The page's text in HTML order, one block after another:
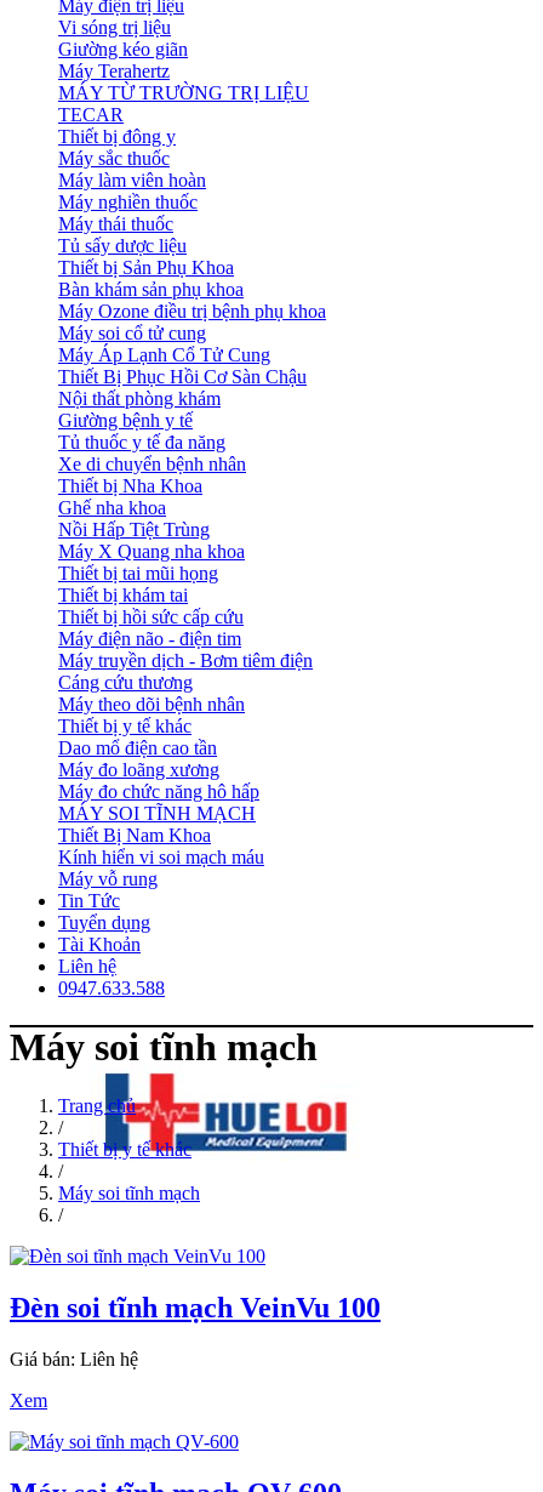
Máy điện trị liệu
Vi sóng trị liệu
Giường kéo giãn
Máy Terahertz
MÁY TỪ TRƯỜNG TRỊ LIỆU
TECAR
Thiết bị đông y
Máy sắc thuốc
Máy làm viên hoàn
Máy nghiền thuốc
Máy thái thuốc
Tủ sấy dược liệu
Thiết bị Sản Phụ Khoa
Bàn khám sản phụ khoa
Máy Ozone điều trị bệnh phụ khoa
Máy soi cổ tử cung
Máy Áp Lạnh Cổ Tử Cung
Thiết Bị Phục Hồi Cơ Sàn Chậu
Nội thất phòng khám
Giường bệnh y tế
Tủ thuốc y tế đa năng
Xe di chuyển bệnh nhân
Thiết bị Nha Khoa
Ghế nha khoa
Nồi Hấp Tiệt Trùng
Máy X Quang nha khoa
Thiết bị tai mũi họng
Thiết bị khám tai
Thiết bị hồi sức cấp cứu
Máy điện não - điện tim
Máy truyền dịch - Bơm tiêm điện
Cáng cứu thương
Máy theo dõi bệnh nhân
Thiết bị y tế khác
Dao mổ điện cao tần
Máy đo loãng xương
Máy đo chức năng hô hấp
MÁY SOI TĨNH MẠCH
Thiết Bị Nam Khoa
Kính hiển vi soi mạch máu
Máy vỗ rung
Tin Tức
Tuyển dụng
Tài Khoản
Liên hệ
0947.633.588
Máy soi tĩnh mạch
Trang chủ
/
Thiết bị y tế khác
/
Máy soi tĩnh mạch
/
Đèn soi tĩnh mạch VeinVu 100
Giá bán: Liên hệ
Xem